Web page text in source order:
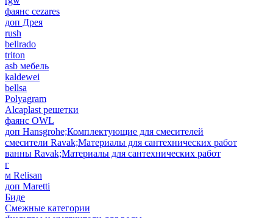
фаянс cezares
доп Дрея
rush
bellrado
triton
asb мебель
kaldewei
bellsa
Polyagram
Alcaplast решетки
фаянс OWL
доп Hansgrohe;Комплектующие для смесителей
смесители Ravak;Материалы для сантехнических работ
ванны Ravak;Материалы для сантехнических работ
г
м Relisan
доп Maretti
Биде
Смежные категории